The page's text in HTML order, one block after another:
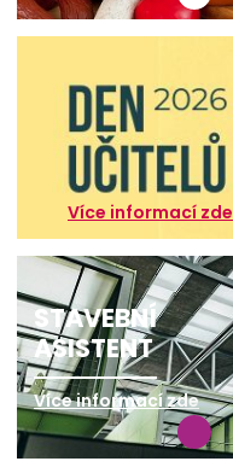
Více informací zde
STAVEBNÍ
ASISTENT
Více informací zde